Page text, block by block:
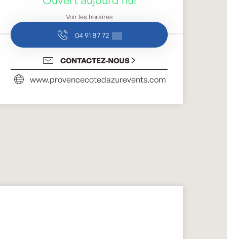
Voir les horaires
04 91 87 72 ▒▒
CONTACTEZ-NOUS
www.provencecotedazurevents.com